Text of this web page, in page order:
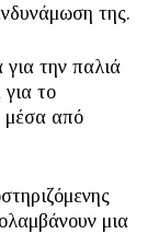
της.
για την παλιά
το
μέσα από
μια